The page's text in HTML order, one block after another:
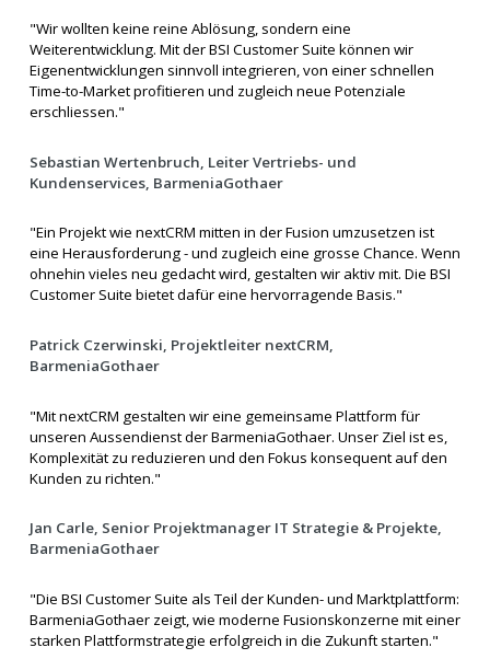
"Wir wollten keine reine Ablösung, sondern eine
Weiterentwicklung. Mit der BSI Customer Suite können wir
Eigenentwicklungen sinnvoll integrieren, von einer schnellen
Time-to-Market profitieren und zugleich neue Potenziale
erschliessen."
Sebastian Wertenbruch, Leiter Vertriebs- und
Kundenservices, BarmeniaGothaer
"Ein Projekt wie nextCRM mitten in der Fusion umzusetzen ist
eine Herausforderung - und zugleich eine grosse Chance. Wenn
ohnehin vieles neu gedacht wird, gestalten wir aktiv mit. Die BSI
Customer Suite bietet dafür eine hervorragende Basis."
Patrick Czerwinski, Projektleiter nextCRM,
BarmeniaGothaer
"Mit nextCRM gestalten wir eine gemeinsame Plattform für
unseren Aussendienst der BarmeniaGothaer. Unser Ziel ist es,
Komplexität zu reduzieren und den Fokus konsequent auf den
Kunden zu richten."
Jan Carle, Senior Projektmanager IT Strategie & Projekte,
BarmeniaGothaer
"Die BSI Customer Suite als Teil der Kunden- und Marktplattform:
BarmeniaGothaer zeigt, wie moderne Fusionskonzerne mit einer
starken Plattformstrategie erfolgreich in die Zukunft starten."